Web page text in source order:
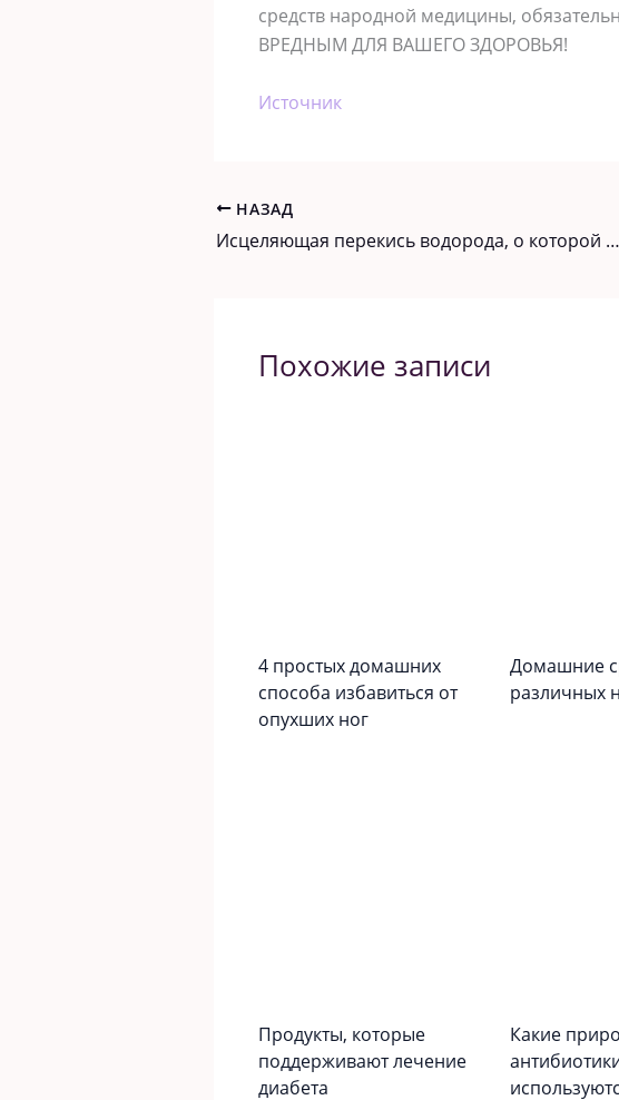
средств народной медицины,
ВРЕДНЫМ ДЛЯ ВАШЕГО ЗДОРОВЬЯ!
Источник
НАЗАД
Иcцеляющaя перекиcь водородa, о которой не говорят, потому что она дешевая
Похожие записи
4 простых домашних
способа избавиться от
опухших ног
Домашние
различных
Продукты, которые
поддерживают лечение
диабета
Какие